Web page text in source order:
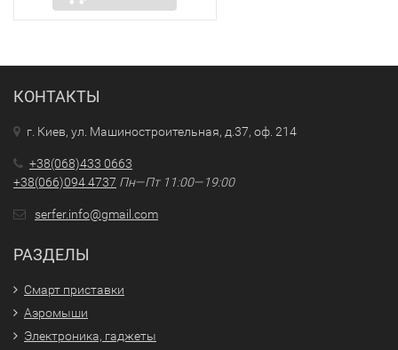
КОНТАКТЫ
г. Киев, ул. Машиностроительная, д.37, оф. 214
+38(068)433 0663
+38(066)094 4737 Пн—Пт 11:00—19:00
serfer.info@gmail.com
РАЗДЕЛЫ
Смарт приставки
Аэромыши
Электроника, гаджеты